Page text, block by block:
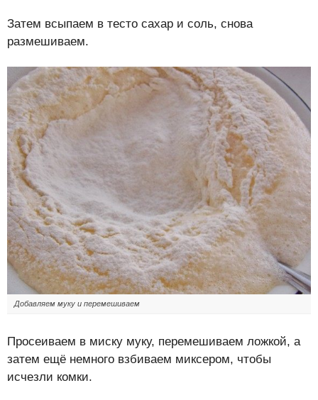
Затем всыпаем в тесто сахар и соль, снова
размешиваем.
Добавляем муку и перемешиваем
Просеиваем в миску муку, перемешиваем ложкой, а
затем ещё немного взбиваем миксером, чтобы
исчезли комки.